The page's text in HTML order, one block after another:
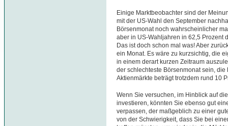
Einige Marktbeobachter sind der
mit der US-Wahl den September
Börsenmonat noch wahrscheinlicher
aber in US-Wahljahren in 62,5 Prozent
Das ist doch schon mal was! Aber
ein Monat. Es wäre zu kurzsichtig, die
in einem derart kurzen Zeitraum
der schlechteste Börsenmonat sein,
Aktienmärkte beträgt trotzdem rund 10
Wenn Sie versuchen, im Hinblick auf
investieren, könnten Sie ebenso gut
verpassen, der maßgeblich zu einer
von der Schwierigkeit, dass Sie bei